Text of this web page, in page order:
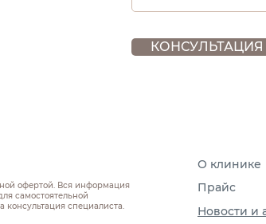
КОНСУЛЬТАЦИЯ
офертой. Вся информация
самостоятельной
специалиста.
О клинике
Прайс
Новости и